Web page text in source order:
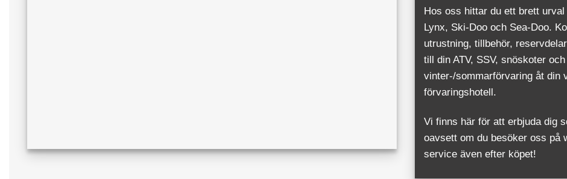
Hos oss hittar du ett brett
Lynx, Ski-Doo och Sea-Doo.
utrustning, tillbehör,
till din ATV, SSV, snöskoter
vinter-/sommarförvaring åt din
förvaringshotell.
Vi finns här för att erbjuda dig
oavsett om du besöker oss på
service även efter köpet!